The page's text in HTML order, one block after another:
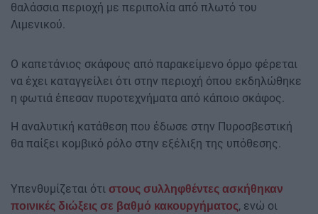
θαλάσσια περιοχή με περιπολία από πλωτό του
Λιμενικού.
Ο καπετάνιος σκάφους από παρακείμενο όρμο φέρεται
να έχει καταγγείλει ότι στην περιοχή όπου εκδηλώθηκε
η φωτιά έπεσαν πυροτεχνήματα από κάποιο σκάφος.
Η αναλυτική κατάθεση που έδωσε στην Πυροσβεστική
θα παίξει κομβικό ρόλο στην εξέλιξη της υπόθεσης.
Υπενθυμίζεται ότι στους συλληφθέντες ασκήθηκαν
ποινικές διώξεις σε βαθμό κακουργήματος, ενώ οι